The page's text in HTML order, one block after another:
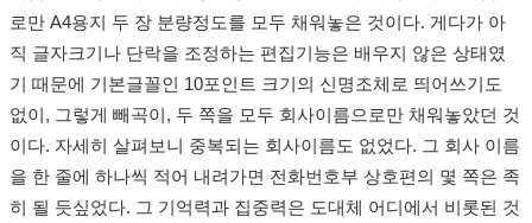
로만 A4용지 두 장 분량정도를 모두 채워놓은 것이다. 게다가 아
직 글자크기나 단락을 조정하는 편집기능은 배우지 않은 상태였
기 때문에 기본글꼴인 10포인트 크기의 신명조체로 띄어쓰기도
없이, 그렇게 빼곡이, 두 쪽을 모두 회사이름으로만 채워놓았던 것
이다. 자세히 살펴보니 중복되는 회사이름도 없었다. 그 회사 이름
을 한 줄에 하나씩 적어 내려가면 전화번호부 상호편의 몇 쪽은 족
히 될 듯싶었다. 그 기억력과 집중력은 도대체 어디에서 비롯된 것